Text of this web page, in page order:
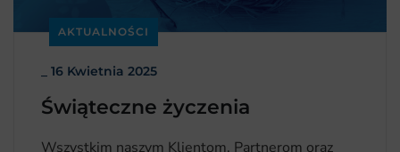
AKTUALNOŚCI
16 Kwietnia 2025
Świąteczne życzenia
Wszystkim naszym Klientom, Partnerom oraz